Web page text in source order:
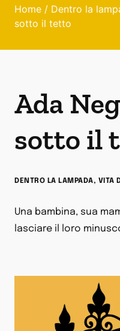
Home / Dentro la
sotto il tetto
Ada
sotto il
DENTRO LA LAMPADA, VITA
Una bambina, sua
lasciare il loro